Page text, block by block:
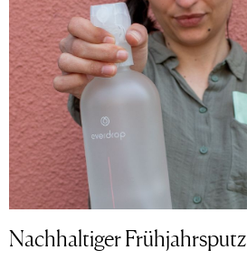
Nachhaltiger Frühjahrsputz